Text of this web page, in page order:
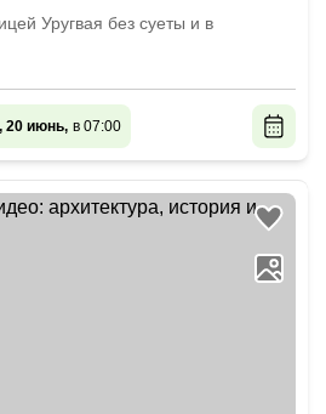
Уругвая без суеты и в
20 июнь, в 07:00